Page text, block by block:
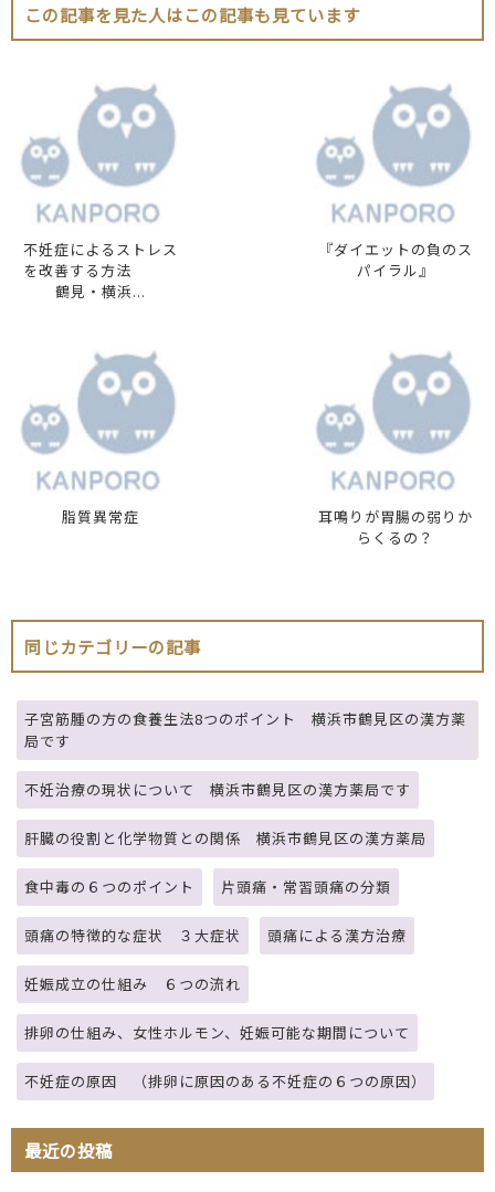
この記事を見た人はこの記事も見ています
不妊症によるストレス
を改善する方法
鶴見・横浜...
『ダイエットの負のス
パイラル』
脂質異常症
耳鳴りが胃腸の弱りか
らくるの？
同じカテゴリーの記事
子宮筋腫の方の食養生法8つのポイント 横浜市鶴見区の漢方薬
局です
不妊治療の現状について 横浜市鶴見区の漢方薬局です
肝臓の役割と化学物質との関係 横浜市鶴見区の漢方薬局
食中毒の６つのポイント 片頭痛・常習頭痛の分類
頭痛の特徴的な症状 ３大症状 頭痛による漢方治療
妊娠成立の仕組み ６つの流れ
排卵の仕組み、女性ホルモン、妊娠可能な期間について
不妊症の原因 （排卵に原因のある不妊症の６つの原因）
最近の投稿